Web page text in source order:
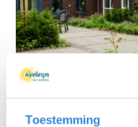
Toestemming